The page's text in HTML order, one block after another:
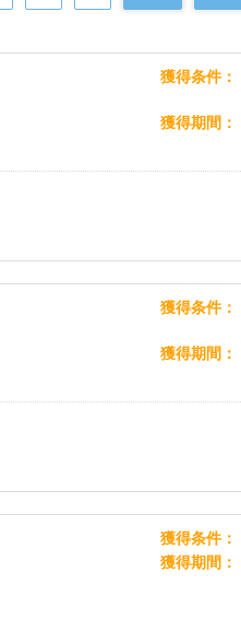
獲得条件
獲得期間
獲得条件
獲得期間
獲得条件
獲得期間